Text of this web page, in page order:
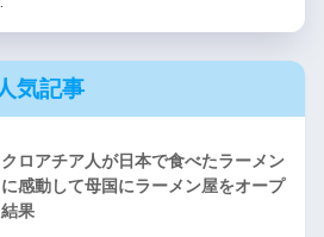
気記事
クロアチア人が日本で食べたラーメン
感動して母国にラーメン屋をオープ
果